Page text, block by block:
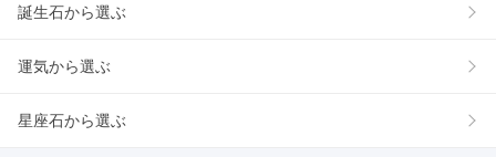
誕生石から選ぶ
運気から選ぶ
星座石から選ぶ